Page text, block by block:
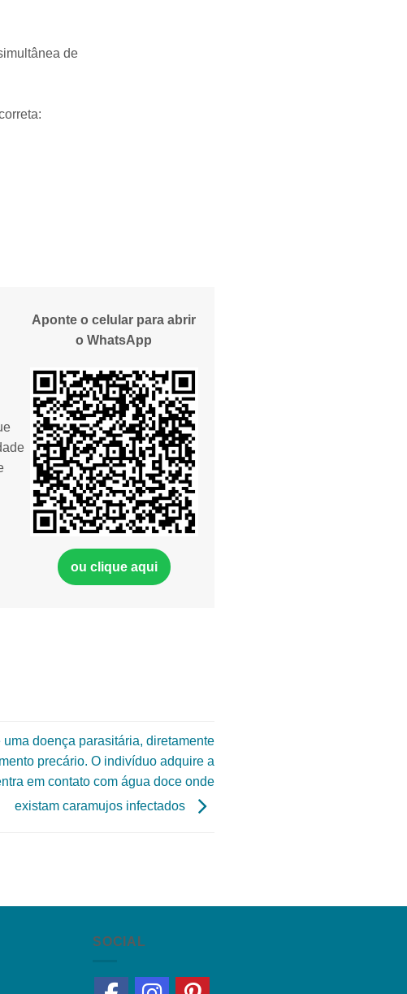
de
Aponte o celular para abrir
o WhatsApp
ou clique aqui
uma doença parasitária, diretamente
precário. O indivíduo adquire a
em contato com água doce onde
existam caramujos infectados
SOCIAL